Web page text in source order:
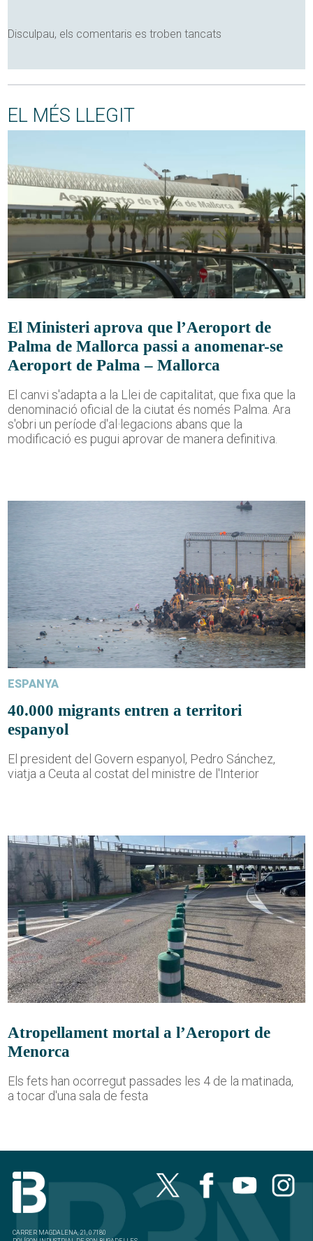
Disculpau, els comentaris es troben tancats
EL MÉS LLEGIT
El Ministeri aprova que l’Aeroport de
Palma de Mallorca passi a anomenar-se
Aeroport de Palma – Mallorca
El canvi s'adapta a la Llei de capitalitat, que fixa que la
denominació oficial de la ciutat és només Palma. Ara
s'obri un període d'al·legacions abans que la
modificació es pugui aprovar de manera definitiva.
ESPANYA
40.000 migrants entren a territori
espanyol
El president del Govern espanyol, Pedro Sánchez,
viatja a Ceuta al costat del ministre de l'Interior
Atropellament mortal a l’Aeroport de
Menorca
Els fets han ocorregut passades les 4 de la matinada,
a tocar d'una sala de festa
CARRER MAGDALENA, 21, 07180